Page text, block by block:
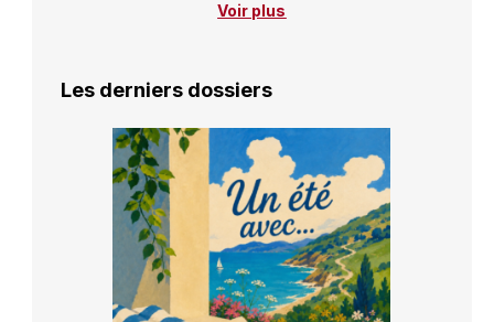
Voir plus
Les derniers dossiers